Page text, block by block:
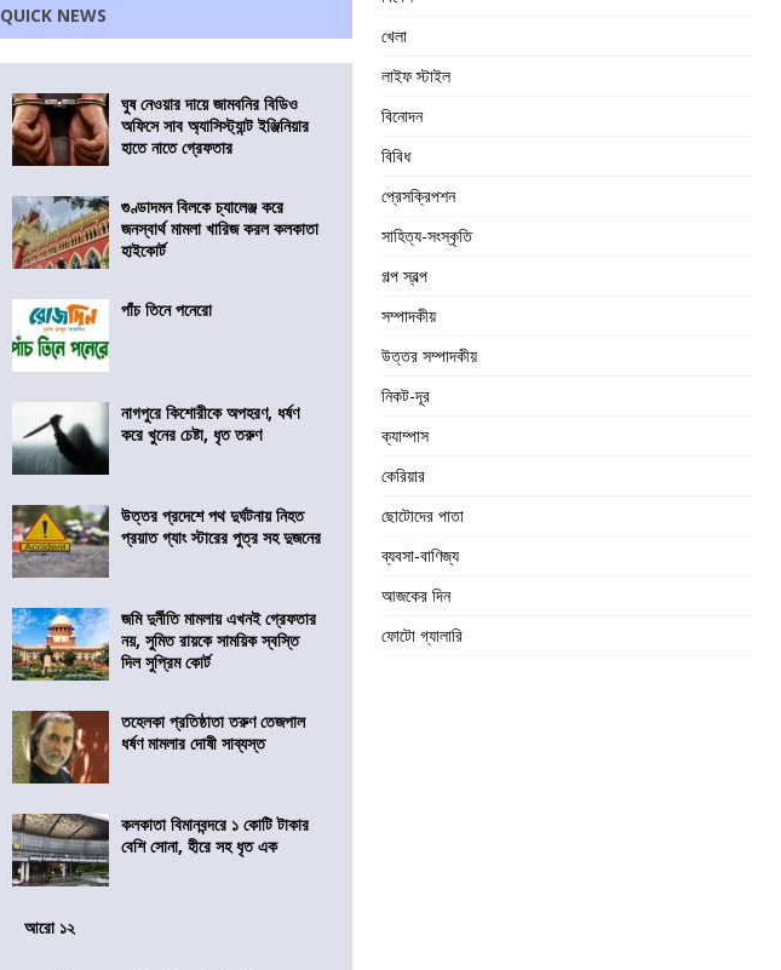
QUICK NEWS
ঘুষ নেওয়ার দায়ে জামবনির বিডিও
অফিসে সাব অ্যাসিস্ট্যান্ট ইঞ্জিনিয়ার
হাতে নাতে গ্রেফতার
গুণ্ডাদমন বিলকে চ্যালেঞ্জ করে
জনস্বার্থ মামলা খারিজ করল কলকাতা
হাইকোর্ট
পাঁচ তিনে পনেরো
নাগপুরে কিশোরীকে অপহরণ, ধর্ষণ
করে খুনের চেষ্টা, ধৃত তরুণ
উত্তর প্রদেশে পথ দুর্ঘটনায় নিহত
প্রয়াত গ্যাং স্টারের পুত্র সহ দুজনের
জমি দুর্নীতি মামলায় এখনই গ্রেফতার
নয়, সুমিত রায়কে সাময়িক স্বস্তি
দিল সুপ্রিম কোর্ট
তহেলকা প্রতিষ্ঠাতা তরুণ তেজপাল
ধর্ষণ মামলার দোষী সাব্যস্ত
কলকাতা বিমানবন্দরে ১ কোটি টাকার
বেশি সোনা, হীরে সহ ধৃত এক
আরো ১২
খেলা
লাইফ স্টাইল
বিনোদন
বিবিধ
প্রেসক্রিপশন
সাহিত্য-সংস্কৃতি
গল্প স্বল্প
সম্পাদকীয়
উত্তর সম্পাদকীয়
নিকট-দূর
ক্যাম্পাস
কেরিয়ার
ছোটোদের পাতা
ব্যবসা-বাণিজ্য
আজকের দিন
ফোটো গ্যালারি